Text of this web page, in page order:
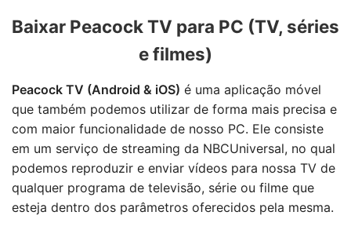
Baixar Peacock TV para PC (TV, séries
e filmes)
Peacock TV (Android & iOS) é uma aplicação móvel
que também podemos utilizar de forma mais precisa e
com maior funcionalidade de nosso PC. Ele consiste
em um serviço de streaming da NBCUniversal, no qual
podemos reproduzir e enviar vídeos para nossa TV de
qualquer programa de televisão, série ou filme que
esteja dentro dos parâmetros oferecidos pela mesma.